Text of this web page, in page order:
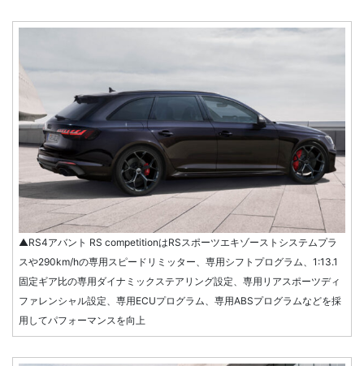
▲RS4アバント RS competitionはRSスポーツエキゾーストシステムプラ
スや290km/hの専用スピードリミッター、専用シフトプログラム、1:13.1
固定ギア比の専用ダイナミックステアリング設定、専用リアスポーツディ
ファレンシャル設定、専用ECUプログラム、専用ABSプログラムなどを採
用してパフォーマンスを向上